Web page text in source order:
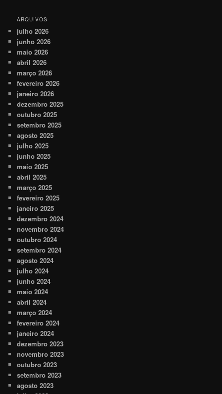
ARQUIVOS
julho 2026
junho 2026
maio 2026
abril 2026
março 2026
fevereiro 2026
janeiro 2026
dezembro 2025
outubro 2025
setembro 2025
agosto 2025
julho 2025
junho 2025
maio 2025
abril 2025
março 2025
fevereiro 2025
janeiro 2025
dezembro 2024
novembro 2024
outubro 2024
setembro 2024
agosto 2024
julho 2024
junho 2024
maio 2024
abril 2024
março 2024
fevereiro 2024
janeiro 2024
dezembro 2023
novembro 2023
outubro 2023
setembro 2023
agosto 2023